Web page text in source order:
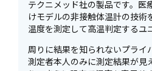
テクニメッド社の製品です。医
けモデルの非接触体温計の技術
温度を測定して高温判定するユ
周りに結果を知られないプライ
測定者本人のみに測定結果が見